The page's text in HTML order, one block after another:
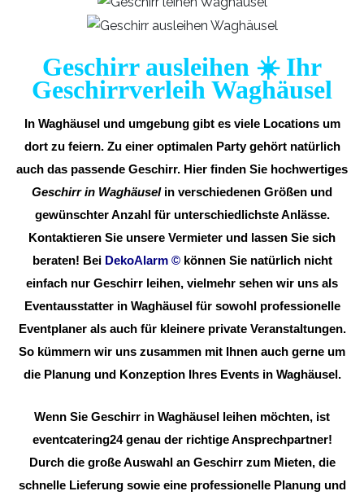
Geschirr ausleihen ☀️ Ihr
Geschirrverleih Waghäusel
In Waghäusel und umgebung gibt es viele Locations um
dort zu feiern. Zu einer optimalen Party gehört natürlich
auch das passende Geschirr. Hier finden Sie hochwertiges
Geschirr in Waghäuselin verschiedenen Größen und
gewünschter Anzahl für unterschiedlichste Anlässe.
Kontaktieren Sie unsere Vermieter und lassen Sie sich
beraten! Bei DekoAlarm © können Sie natürlich nicht
einfach nur Geschirr leihen, vielmehr sehen wir uns als
Eventausstatter in Waghäusel für sowohl professionelle
Eventplaner als auch für kleinere private Veranstaltungen.
So kümmern wir uns zusammen mit Ihnen auch gerne um
die Planung und Konzeption Ihres Events in Waghäusel.
Wenn Sie Geschirr in Waghäusel leihen möchten, ist
eventcatering24 genau der richtige Ansprechpartner!
Durch die große Auswahl an Geschirr zum Mieten, die
schnelle Lieferung sowie eine professionelle Planung und